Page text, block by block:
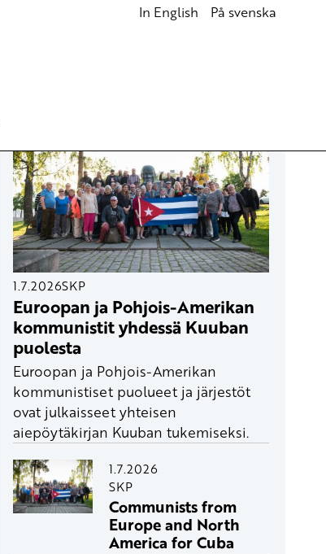
In English På svenska
1.7.2026SKP
Euroopan ja Pohjois-Amerikan
kommunistit yhdessä Kuuban
puolesta
Euroopan ja Pohjois-Amerikan
kommunistiset puolueet ja järjestöt
ovat julkaisseet yhteisen
aiepöytäkirjan Kuuban tukemiseksi.
1.7.2026
SKP
Communists from
Europe and North
America for Cuba